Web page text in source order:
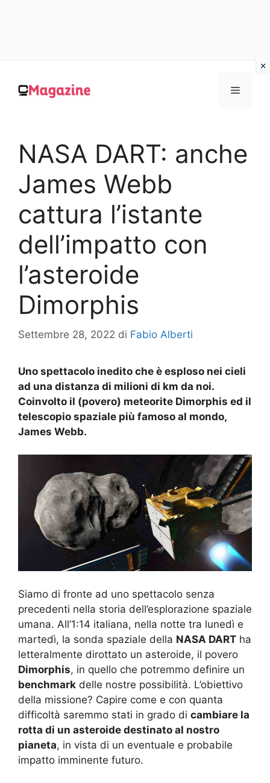
contenuto
MENU
NASA DART: anche
James Webb
cattura l’istante
dell’impatto con
l’asteroide
Dimorphis
Settembre 28, 2022 di Fabio Alberti
Uno spettacolo inedito che è esploso nei cieli
ad una distanza di milioni di km da noi.
Coinvolto il (povero) meteorite Dimorphis ed il
telescopio spaziale più famoso al mondo,
James Webb.
Siamo di fronte ad uno spettacolo senza
precedenti nella storia dell’esplorazione spaziale
umana. All’1:14 italiana, nella notte tra lunedì e
martedì, la sonda spaziale della NASA DART ha
letteralmente dirottato un asteroide, il povero
Dimorphis, in quello che potremmo definire un
benchmark delle nostre possibilità. L’obiettivo
della missione? Capire come e con quanta
difficoltà saremmo stati in grado di cambiare la
rotta di un asteroide destinato al nostro
pianeta, in vista di un eventuale e probabile
impatto imminente futuro.